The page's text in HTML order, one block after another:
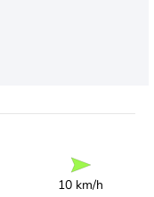
10 km/h